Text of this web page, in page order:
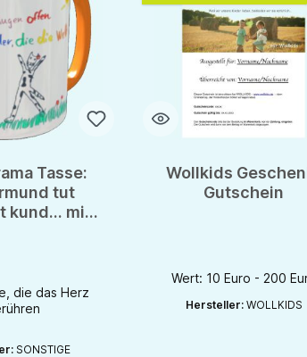
Tasse:
tut
kund... mit
die das Herz
SONSTIGE
Wollkids
Gutschein
Wert: 10 Euro - 200
Hersteller: WOLLKIDS